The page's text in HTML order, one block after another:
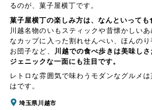
るのが、菓子屋横丁です。
菓子屋横丁の楽しみ方は、なんといっても
川越名物のいもスティックや昔懐かしい
なカップに入った割れせんべい、ほんの
お団子など、
川越での食べ歩きは美味し
ジェニックな一面にも注目です。
レトロな雰囲気で味わうモダンなグルメ
はです。
埼玉県川越市